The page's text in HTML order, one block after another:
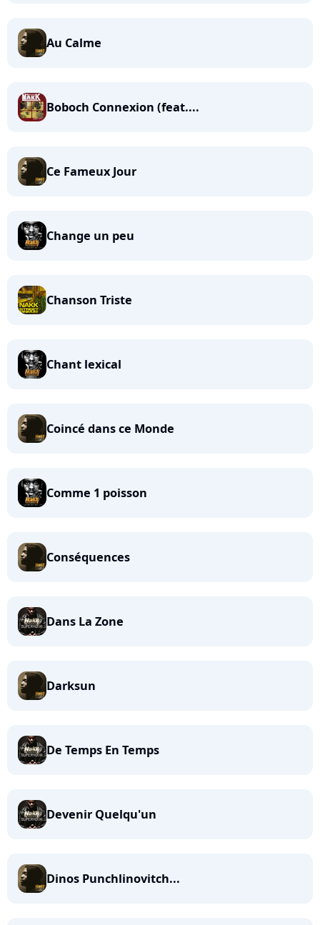
Au Calme
Boboch Connexion (feat....
Ce Fameux Jour
Change un peu
Chanson Triste
Chant lexical
Coincé dans ce Monde
Comme 1 poisson
Conséquences
Dans La Zone
Darksun
De Temps En Temps
Devenir Quelqu'un
Dinos Punchlinovitch...